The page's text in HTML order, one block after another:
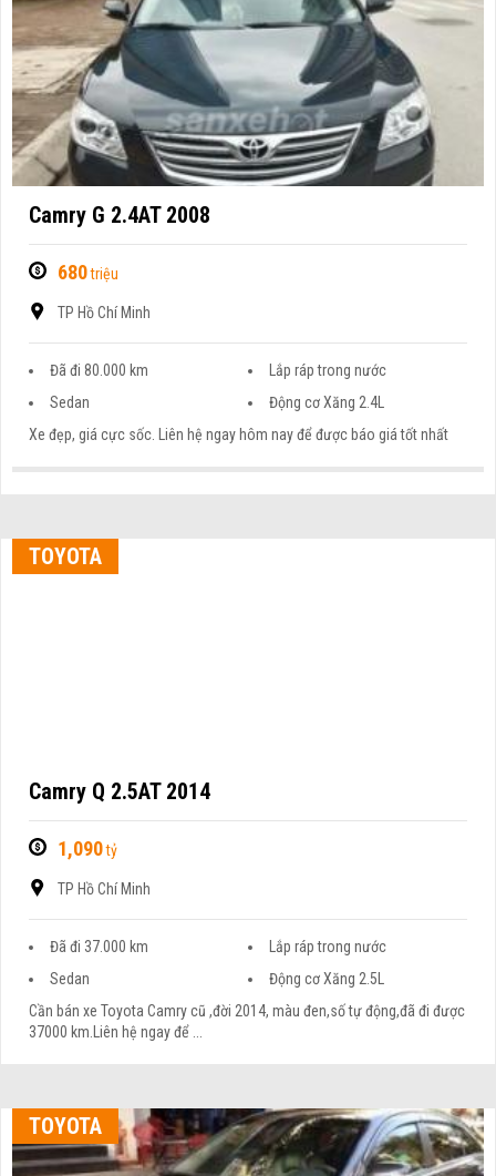
Camry G 2.4AT 2008
680triệu
TP Hồ Chí Minh
Đã đi 80.000 km
Lắp ráp trong nước
Sedan
Động cơ Xăng 2.4L
Xe đẹp, giá cực sốc. Liên hệ ngay hôm nay để được báo giá tốt nhất
TOYOTA
Camry Q 2.5AT 2014
1,090tỷ
TP Hồ Chí Minh
Đã đi 37.000 km
Lắp ráp trong nước
Sedan
Động cơ Xăng 2.5L
Cần bán xe Toyota Camry cũ ,đời 2014, màu đen,số tự động,đã đi được
37000 km.Liên hệ ngay để ...
TOYOTA